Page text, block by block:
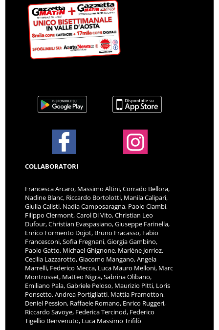
COLLABORATORI
Francesca Arcaro, Massimo Altini, Corrado Bellora,
Nadine Blanc, Riccardo Bortolotti, Manila Calipari,
Giulia Calisti, Nadia Camposaragna, Paolo Ciambi,
Filippo Clermont, Carol Di Vito, Christian Leo
Dufour, Christian Evaspasiano, Giuseppe Farinella,
Enrico Formento Dojot, Bruno Fracasso, Fabio
Francesconi, Sofia Fregnani, Giorgia Gambino,
Paolo Gatto, Michael Ghignone, Marlène Jorrioz,
Cecilia Lazzarotto, Giacomo Mangano, Angela
Marrelli, Federico Mecca, Luca Mauro Melloni, Marc
Montrosset, Matteo Nigra, Sabrina Olibano,
Emiliano Pala, Gabriele Peloso, Maurizio Pitti, Loris
Ponsetto, Andrea Portigliatti, Mattia Pramotton,
Deniel Pession, Raffaele Romano, Enrico Ruggeri,
Riccardo Savoye, Federica Tercinod, Federico
Tigellio Benvenuto, Luca Massimo Trifilò